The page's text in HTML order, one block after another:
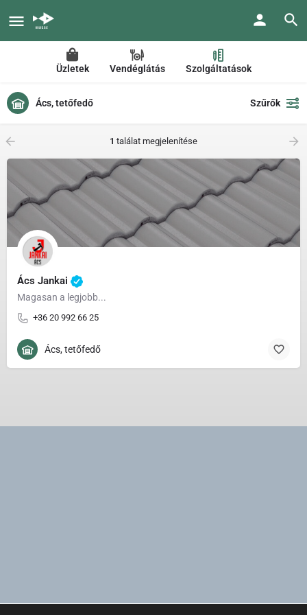
Üzletek Vendéglátás Szolgáltatások
Ács, tetőfedő Szűrők
1 találat megjelenítése
Ács Jankai
Magasan a legjobb...
+36 20 992 66 25
Ács, tetőfedő